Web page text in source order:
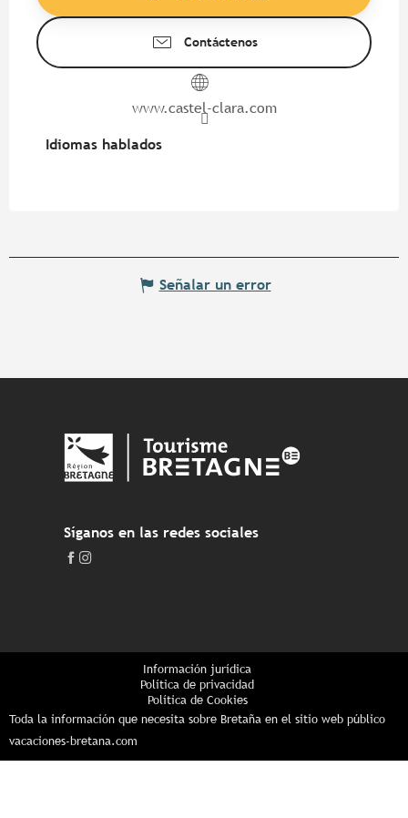
Contáctenos
www.castel-clara.com
Idiomas hablados
Idiomas hablados
Señalar un error
Síganos en las redes sociales
Información jurídica
Política de privacidad
Política de Cookies
Toda la información que necesita sobre Bretaña en el sitio web público
vacaciones-bretana.com